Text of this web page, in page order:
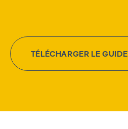
TÉLÉCHARGER LE GUIDE